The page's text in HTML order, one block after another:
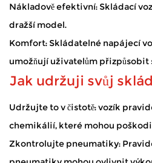
Nákladově efektivní: Skládací
dražší model.
Komfort: Skládatelné napájecí
umožňují uživatelům
Jak udržuji svůj
Udržujte to v čistotě: vozík
chemikálií, které mohou
Zkontrolujte pneumatiky: